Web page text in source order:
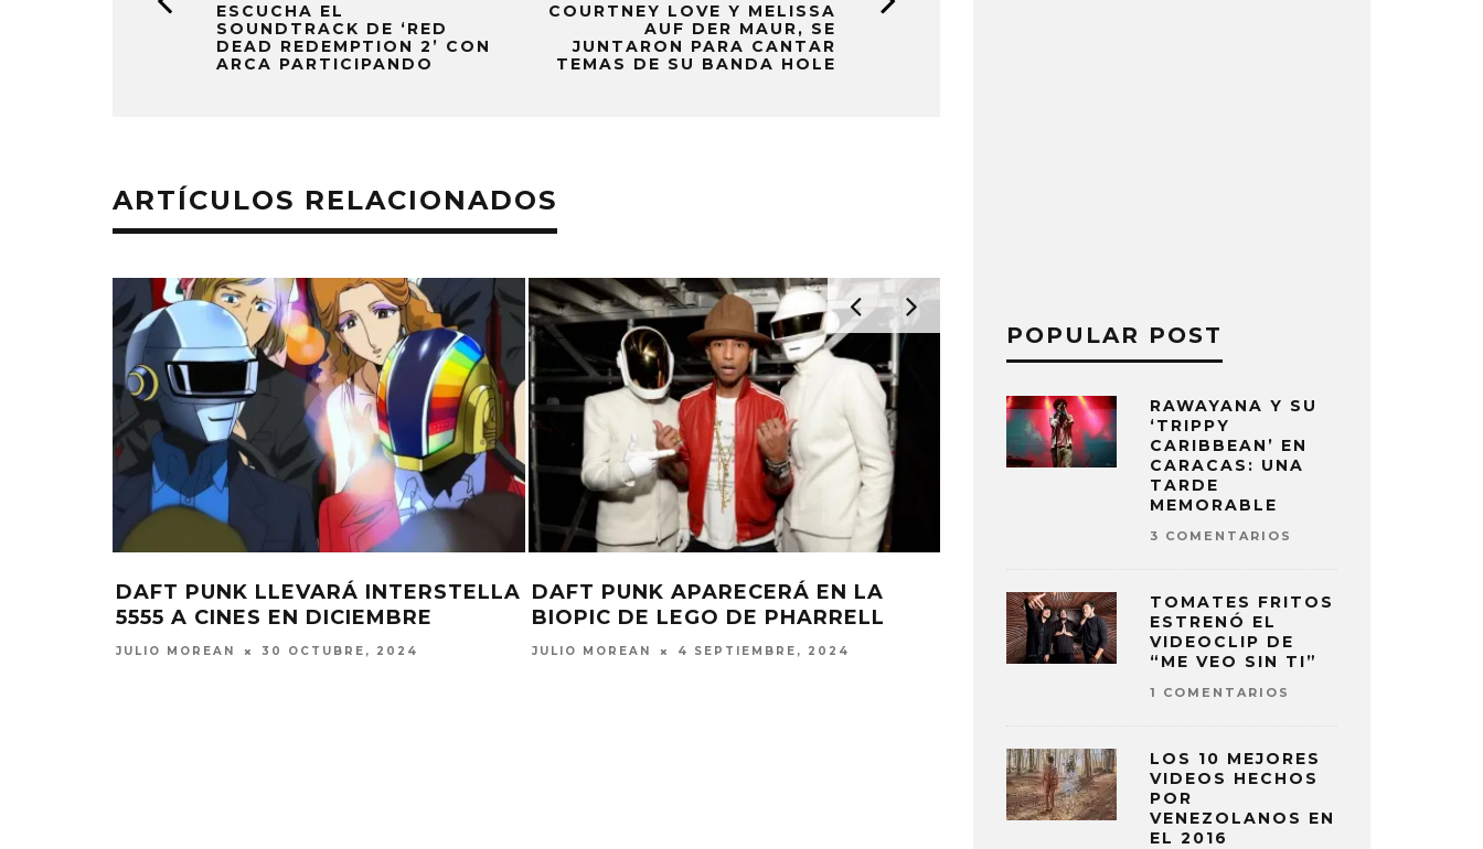
ESCUCHA EL
SOUNDTRACK DE ‘RED
DEAD REDEMPTION 2’ CON
ARCA PARTICIPANDO
COURTNEY LOVE Y MELISSA
AUF DER MAUR, SE
JUNTARON PARA CANTAR
TEMAS DE SU BANDA HOLE
ARTÍCULOS RELACIONADOS
DAFT PUNK LLEVARÁ INTERSTELLA
5555 A CINES EN DICIEMBRE
JULIO MOREAN 30 OCTUBRE, 2024
DAFT PUNK APARECERÁ EN LA
BIOPIC DE LEGO DE PHARRELL
JULIO MOREAN 4 SEPTIEMBRE, 2024
THOMAS BANGALTER DE DAFT
PUNK LANZA ‘CHIROPTERA’
JULIO MOREAN 10 JUNIO, 2024
POPULAR POST
RAWAYANA Y SU
‘TRIPPY
CARIBBEAN’ EN
CARACAS: UNA
TARDE
MEMORABLE
3 COMENTARIOS
TOMATES FRITOS
ESTRENÓ EL
VIDEOCLIP DE
“ME VEO SIN TI”
1 COMENTARIOS
LOS 10 MEJORES
VIDEOS HECHOS
POR
VENEZOLANOS EN
EL 2016